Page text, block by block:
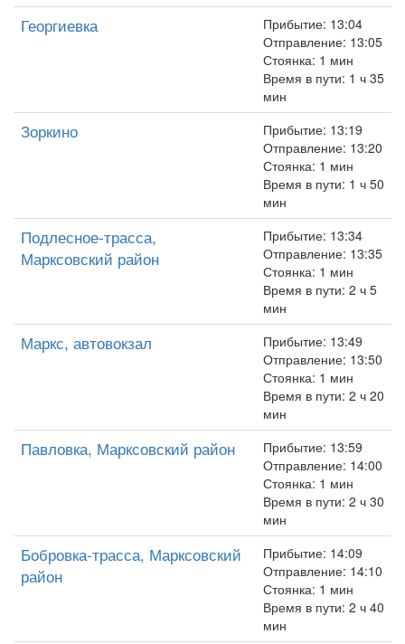
Георгиевка
Прибытие: 13:04
Отправление: 13:05
Стоянка: 1 мин
Время в пути: 1 ч 35
мин
Зоркино
Прибытие: 13:19
Отправление: 13:20
Стоянка: 1 мин
Время в пути: 1 ч 50
мин
Подлесное-трасса,
Марксовский район
Прибытие: 13:34
Отправление: 13:35
Стоянка: 1 мин
Время в пути: 2 ч 5
мин
Маркс, автовокзал
Прибытие: 13:49
Отправление: 13:50
Стоянка: 1 мин
Время в пути: 2 ч 20
мин
Павловка, Марксовский район
Прибытие: 13:59
Отправление: 14:00
Стоянка: 1 мин
Время в пути: 2 ч 30
мин
Бобровка-трасса, Марксовский
район
Прибытие: 14:09
Отправление: 14:10
Стоянка: 1 мин
Время в пути: 2 ч 40
мин